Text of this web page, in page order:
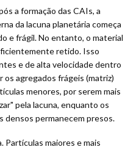
a formação das CAIs, a
da lacuna planetária começa
e frágil. No entanto, o material
retido. Isso
e de alta velocidade dentro
os agregados frágeis (matriz)
menores, por serem mais
pela lacuna, enquanto os
densos permanecem presos.
Partículas maiores e mais